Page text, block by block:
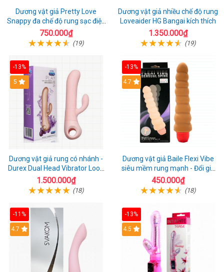
Dương vật giả Pretty Love
Snappy đa chế độ rung sạc điện
kích thích nữ
750.000₫
(19)
Dương vật giả nhiều chế độ rung
Loveaider HG Bangai kích thích
1.350.000₫
(19)
-13%
5
Dương vật giả rung có nhánh -
Durex Dual Head Vibrator Loop
21
1.500.000₫
(18)
-13%
4.7
Dương vật giả Baile Flexi Vibe
siêu mềm rung mạnh - Đổi gió
cuộc yêu mới
450.000₫
(18)
-11%
4.7
-13%
4.5